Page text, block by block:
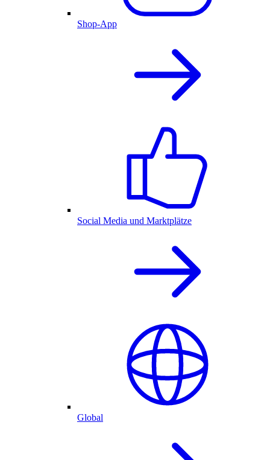
Shop-App
Social Media und Marktplätze
Global